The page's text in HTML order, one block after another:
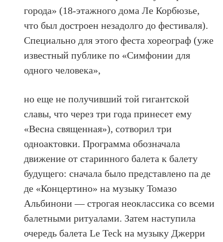
города» (18-этажного дома Ле Корбюзье,
что был достроен незадолго до фестиваля).
Специально для этого феста хореограф (уже
известный публике по «Симфонии для
одного человека»,
но еще не получивший той гигантской
славы, что через три года принесет ему
«Весна священная»), сотворил три
одноактовки. Программа обозначала
движение от старинного балета к балету
будущего: сначала было представлено па де
де «Концертино» на музыку Томазо
Альбинони — строгая неоклассика со всеми
балетными ритуалами. Затем наступила
очередь балета Le Teck на музыку Джерри